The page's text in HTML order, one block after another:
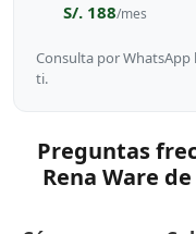
S/. 188/mes
Consulta por WhatsApp
ti.
Preguntas
Rena Ware